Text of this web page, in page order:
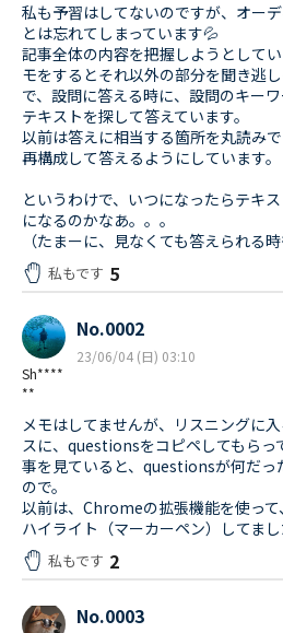
私も予習はしてないのですが、オー
とは忘れてしまっています💦
記事全体の内容を把握しようとして
モをするとそれ以外の部分を聞き逃し
で、設問に答える時に、設問のキー
テキストを探して答えています。
以前は答えに相当する箇所を丸読み
再構成して答えるようにしています。
というわけで、いつになったらテキ
になるのかなあ。。。
（たまーに、見なくても答えられる
私もです 5
Sh****
**
No.0002
23/06/04 (日) 03:10
メモはしてませんが、リスニングに
スに、questionsをコピペしてもらっ
事を見ていると、questionsが何だっ
ので。
以前は、Chromeの拡張機能を使っ
ハイライト（マーカーペン）してま
私もです 2
No.0003